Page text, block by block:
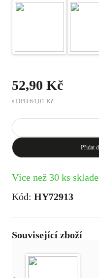
52,90 Kč
s DPH 64,01 Kč
Přidat
Více než 30 ks
Kód: HY72913
Související zboží